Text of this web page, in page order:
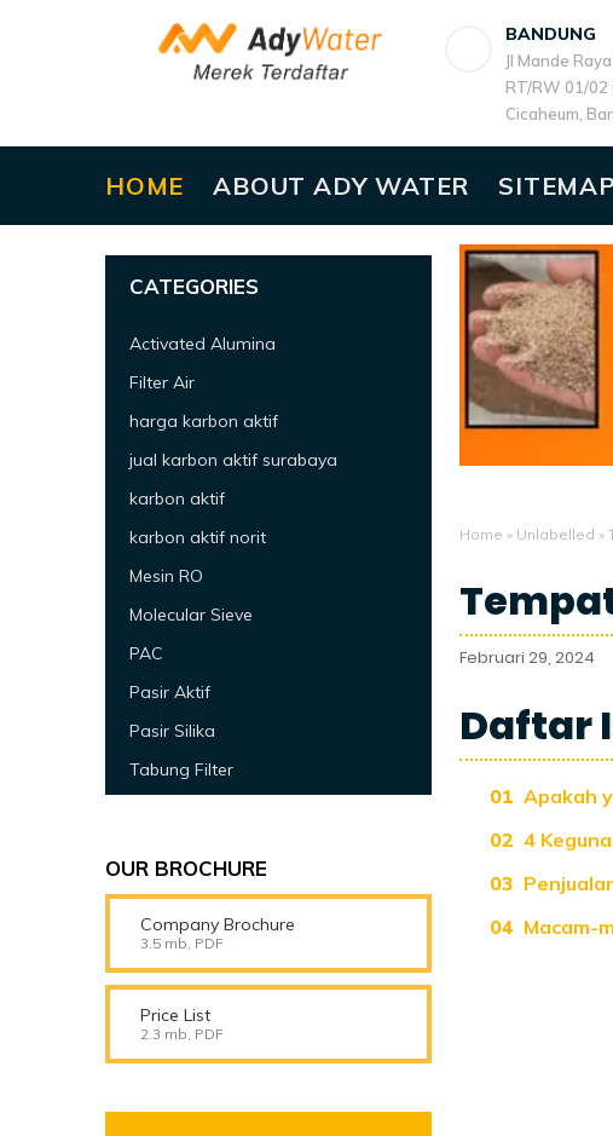
BANDUNG
Jl Mande
RT/RW 01/02
Cicaheum,
HOME ABOUT ADY WATER SITEMAP
Home » Unlabelled »
Februari 29, 2024
Daftar
Apakah
4
Macam-
CATEGORIES
Activated Alumina
Filter Air
harga karbon aktif
jual karbon aktif surabaya
karbon aktif
karbon aktif norit
Mesin RO
Molecular Sieve
PAC
Pasir Aktif
Pasir Silika
Tabung Filter
OUR BROCHURE
Company Brochure
3.5 mb, PDF
Price List
2.3 mb, PDF